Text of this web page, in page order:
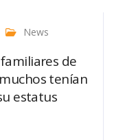
News
de
tenían
estatus